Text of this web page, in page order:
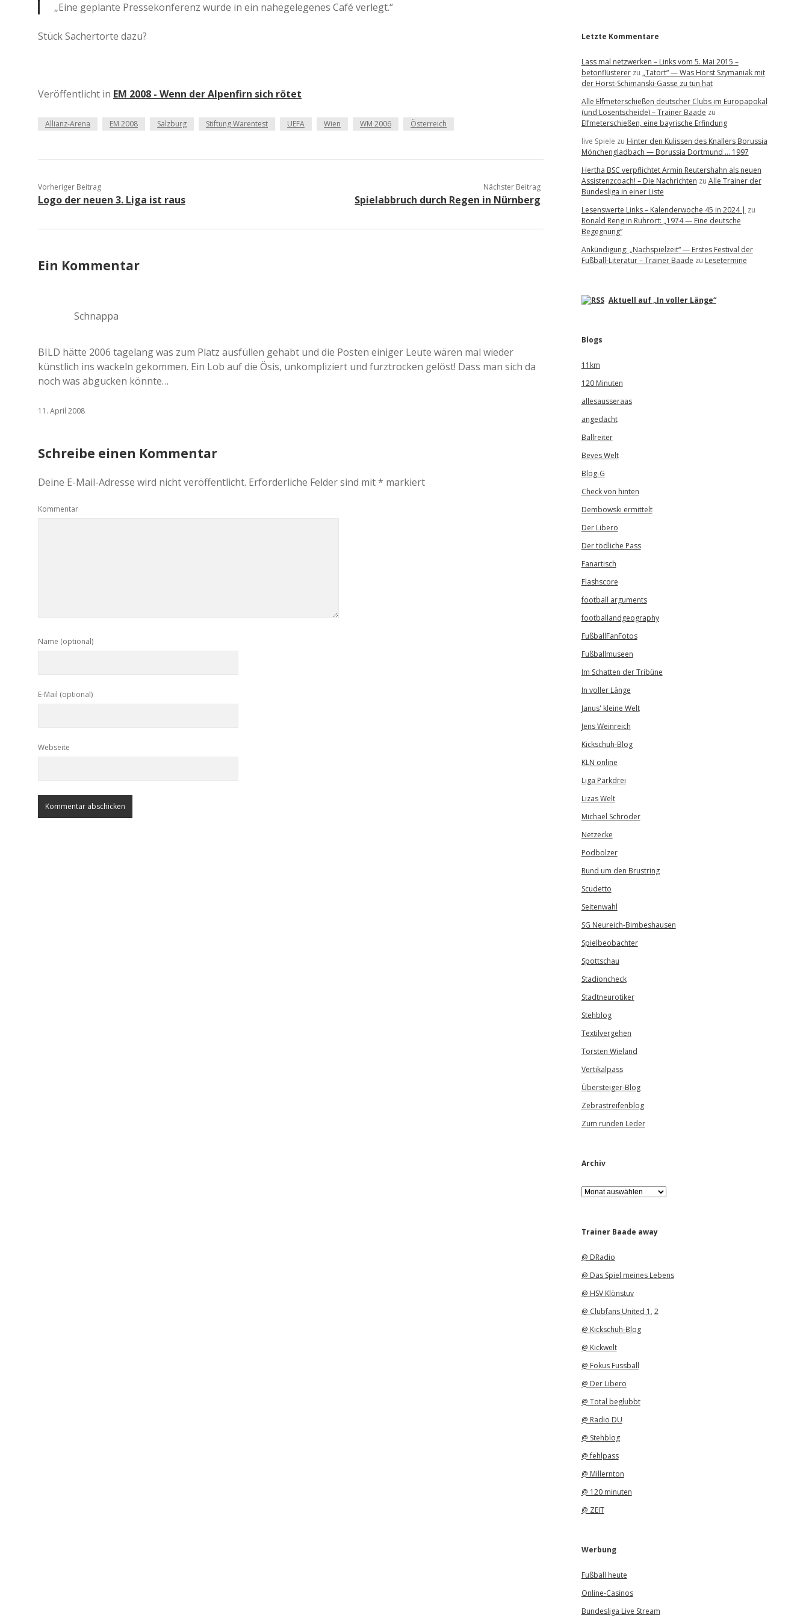
e
„Eine geplante Pressekonferenz wurde in ein nahegelegenes Café verlegt.“
Stück Sachertorte dazu?
Veröffentlicht in EM 2008 - Wenn der Alpenfirn sich rötet
Allianz-Arena EM 2008 Salzburg Stiftung Warentest UEFA Wien WM 2006 Österreich
Vorheriger Beitrag
Logo der neuen 3. Liga ist raus
Nächster Beitrag
Spielabbruch durch Regen in Nürnberg
Ein Kommentar
Schnappa
BILD hätte 2006 tagelang was zum Platz ausfüllen gehabt und die Posten einiger Leute wären mal wieder
künstlich ins wackeln gekommen. Ein Lob auf die Ösis, unkompliziert und furztrocken gelöst! Dass man sich da
noch was abgucken könnte…
11. April 2008
Schreibe einen Kommentar
Deine E-Mail-Adresse wird nicht veröffentlicht. Erforderliche Felder sind mit* markiert
Kommentar
Name (optional)
E-Mail (optional)
Webseite
Letzte Kommentare
Lass mal netzwerken – Links vom 5. Mai 2015 –
betonflüstererzu „Tatort“ — Was Horst Szymaniak mit
der Horst-Schimanski-Gasse zu tun hat
Alle Elfmeterschießen deutscher Clubs im Europapokal
(und Losentscheide) – Trainer Baade zu
Elfmeterschießen, eine bayrische Erfindung
live Spiele zu Hinter den Kulissen des Knallers Borussia
Mönchengladbach — Borussia Dortmund … 1997
Hertha BSC verpflichtet Armin Reutershahn als neuen
Assistenzcoach! – Die Nachrichten zu Alle Trainer der
Bundesliga in einer Liste
Lesenswerte Links – Kalenderwoche 45 in 2024 | zu
Ronald Reng in Ruhrort: „1974 — Eine deutsche
Begegnung“
Ankündigung: „Nachspielzeit“ — Erstes Festival der
Fußball-Literatur – Trainer Baade zu Lesetermine
Aktuell auf „In voller Länge“
Blogs
11km
120 Minuten
allesausseraas
angedacht
Ballreiter
Beves Welt
Blog-G
Check von hinten
Dembowski ermittelt
Der Libero
Der tödliche Pass
Fanartisch
Flashscore
football arguments
footballandgeography
FußballFanFotos
Fußballmuseen
Im Schatten der Tribüne
In voller Länge
Janus' kleine Welt
Jens Weinreich
Kickschuh-Blog
KLN online
Liga Parkdrei
Lizas Welt
Michael Schröder
Netzecke
Podbolzer
Rund um den Brustring
Scudetto
Seitenwahl
SG Neureich-Bimbeshausen
Spielbeobachter
Spottschau
Stadioncheck
Stadtneurotiker
Stehblog
Textilvergehen
Torsten Wieland
Vertikalpass
Übersteiger-Blog
Zebrastreifenblog
Zum runden Leder
Archiv
A
r
iTrainer Baade away
@ DRadio
@ Das Spiel meines Lebens
@ HSV Klönstuv
@ Clubfans United 1 , 2
@ Kickschuh-Blog
@ Kickwelt
@ Fokus Fussball
@ Der Libero
@ Total beglubbt
@ Radio DU
@ Stehblog
@ fehlpass
@ Millernton
@ 120 minuten
@ ZEIT
Werbung
Fußball heute
Online-Casinos
Bundesliga Live Stream